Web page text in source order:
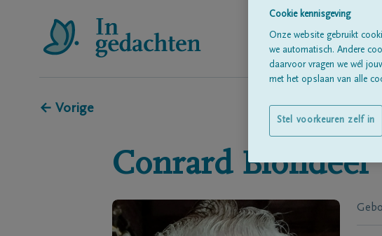
← Vorige
Conrard Blondeel
Cookie kennisgeving
Onze website gebruikt
we automatisch. Andere
daarvoor vragen we wél
met het opslaan van alle
Stel voorkeuren zelf in